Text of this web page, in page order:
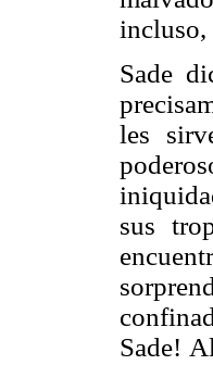
incluso,
Sade
les
sus
Sade!